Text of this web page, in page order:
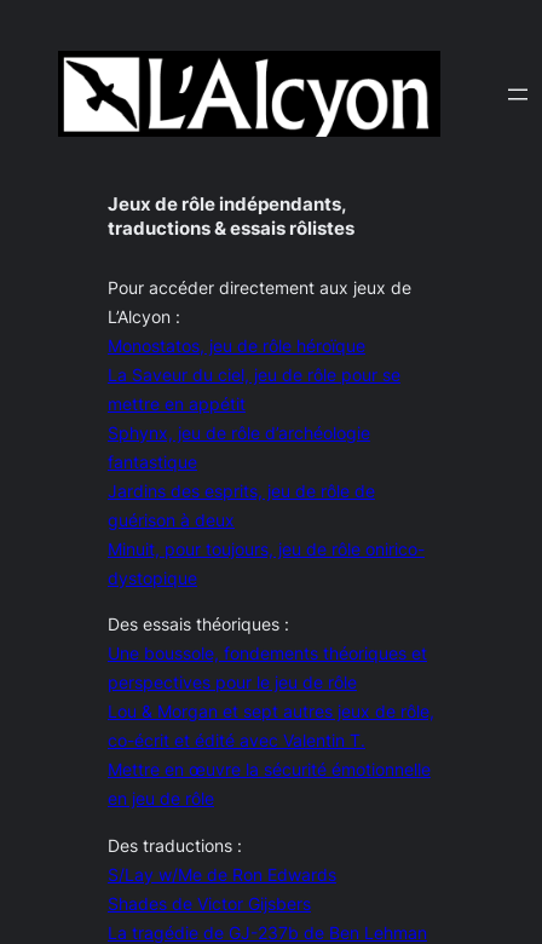
contenu
Jeux de rôle indépendants,
traductions & essais rôlistes
Pour accéder directement aux jeux de
L’Alcyon :
Monostatos, jeu de rôle héroïque
La Saveur du ciel, jeu de rôle pour se
mettre en appétit
Sphynx, jeu de rôle d’archéologie
fantastique
Jardins des esprits, jeu de rôle de
guérison à deux
Minuit, pour toujours, jeu de rôle onirico-
dystopique
Des essais théoriques :
Une boussole, fondements théoriques et
perspectives pour le jeu de rôle
Lou & Morgan et sept autres jeux de rôle,
co-écrit et édité avec Valentin T.
Mettre en œuvre la sécurité émotionnelle
en jeu de rôle
Des traductions :
S/Lay w/Me de Ron Edwards
Shades de Victor Gijsbers
La tragédie de GJ-237b de Ben Lehman